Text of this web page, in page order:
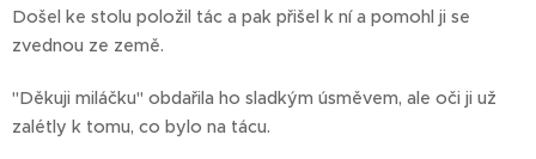
Došel ke stolu položil tác a pak přišel k ní a pomohl ji se
zvednou ze země.
"Děkuji miláčku" obdařila ho sladkým úsměvem, ale oči ji už
zalétly k tomu, co bylo na tácu.